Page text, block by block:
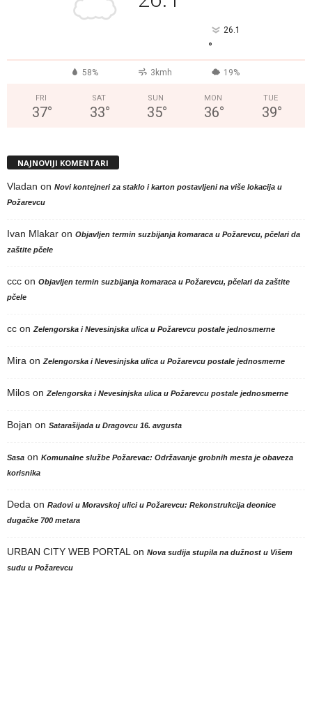
26.1
°
58% 3kmh 19%
FRI
37°
SAT
33°
SUN
35°
MON
36°
TUE
39°
NAJNOVIJI KOMENTARI
Vladan on Novi kontejneri za staklo i karton postavljeni na više lokacija u
Požarevcu
Ivan Mlakar on Objavljen termin suzbijanja komaraca u Požarevcu, pčelari da
zaštite pčele
ccc on Objavljen termin suzbijanja komaraca u Požarevcu, pčelari da zaštite
pčele
cc onZelengorska i Nevesinjska ulica u Požarevcu postale jednosmerne
Mira onZelengorska i Nevesinjska ulica u Požarevcu postale jednosmerne
Milos onZelengorska i Nevesinjska ulica u Požarevcu postale jednosmerne
Bojan on Satarašijada u Dragovcu 16. avgusta
Sasa on Komunalne službe Požarevac: Održavanje grobnih mesta je obaveza
korisnika
Deda on Radovi u Moravskoj ulici u Požarevcu: Rekonstrukcija deonice
dugačke 700 metara
URBAN CITY WEB PORTALon Nova sudija stupila na dužnost u Višem
sudu u Požarevcu